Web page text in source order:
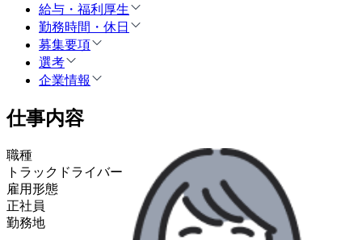
給与・福利厚生
勤務時間・休日
募集要項
選考
企業情報
仕事内容
職種
トラックドライバー
雇用形態
正社員
勤務地